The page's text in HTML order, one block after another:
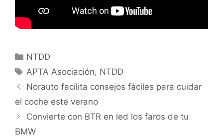
NTDD
APTA Asociación, NTDD
Norauto facilita consejos fáciles para cuidar
el coche este verano
Convierte con BTR en led los faros de tu
BMW